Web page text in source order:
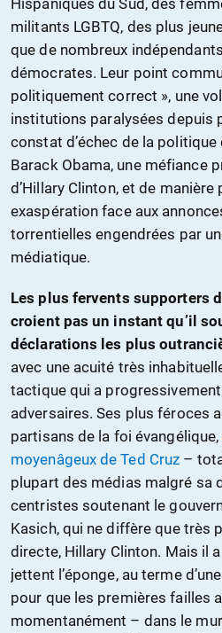
militants LGBTQ, des plus
que de nombreux
démocrates. Leur point
politiquement correct », une
institutions paralysées depuis
constat d’échec de la
Barack Obama, une méfiance
d’Hillary Clinton, et de manière
exaspération face aux
torrentielles engendrées par
médiatique.
Les plus fervents supporters
croient pas un instant qu’il
déclarations les plus
avec une acuité très
tactique qui a
adversaires. Ses plus féroces
partisans de la foi évangélique,
moyenâgeux de Ted Cruz –
plupart des médias malgré sa
centristes soutenant le
Kasich, qui ne diffère que très
directe, Hillary Clinton. Mais il
jettent l’éponge, au terme
pour que les premières failles
momentanément – dans le